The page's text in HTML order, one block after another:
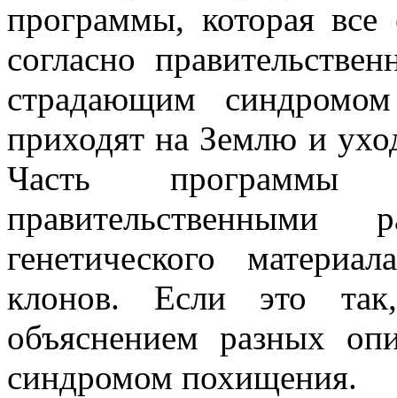
программы, которая
согласно
страдающим
приходят на Землю и
Часть программы
правительственными
генетического
клонов. Если это
объяснением разных
синдромом похищения.